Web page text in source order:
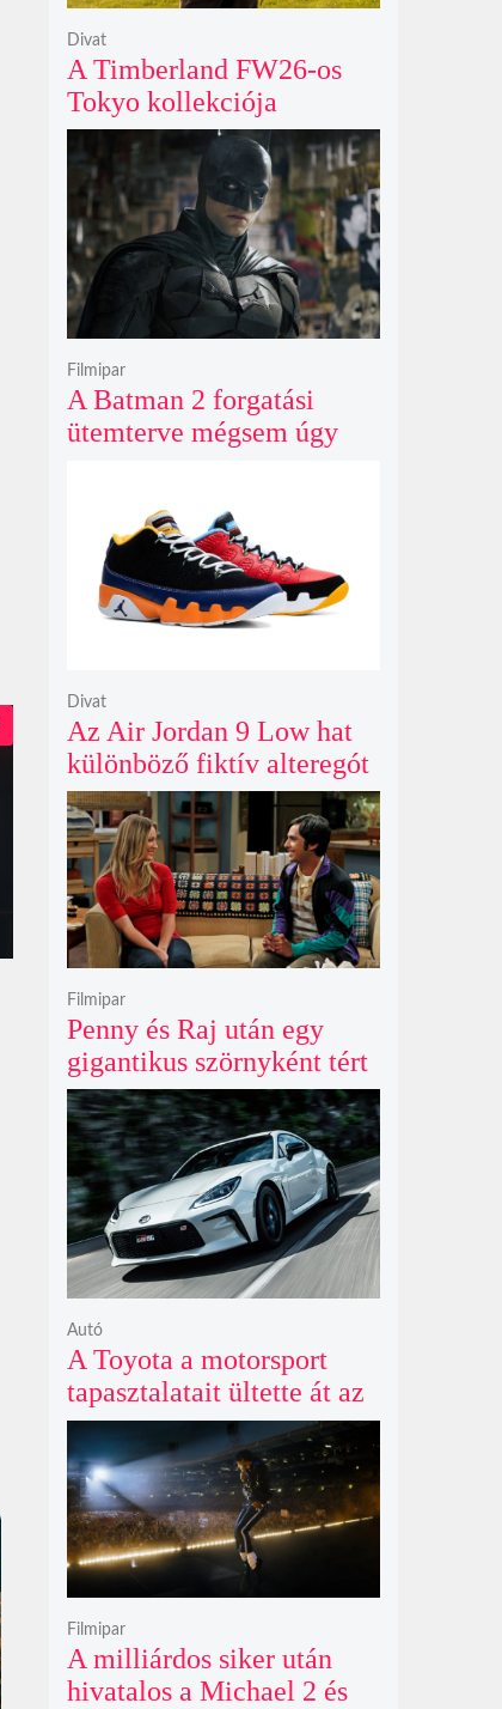
A Timberland FW26-os
Tokyo kollekciója
flanellel, kordbársonnyal
és bőrrel gondolja újra az
időtlen örökséget
Divat
A Batman 2 forgatási
ütemterve mégsem úgy
Filmipar
Az Air Jordan 9 Low hat
különböző fiktív alteregót
gyúr egyetlen őrült
dizájnba
Divat
Penny és Raj után egy
gigantikus szörnyként tért
vissza valaki az
Agymenők legújabb spin-
offjában
Filmipar
A Toyota a motorsport
tapasztalatait ültette át az
új GR86 vezethetőségébe
és biztonságába
Autó
A milliárdos siker után
hivatalos a Michael 2 és
Filmipar